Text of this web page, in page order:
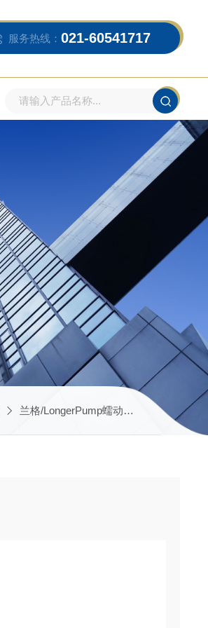
服务热线： 021-60541717
兰格/LongerPump蠕动泵 WT600-